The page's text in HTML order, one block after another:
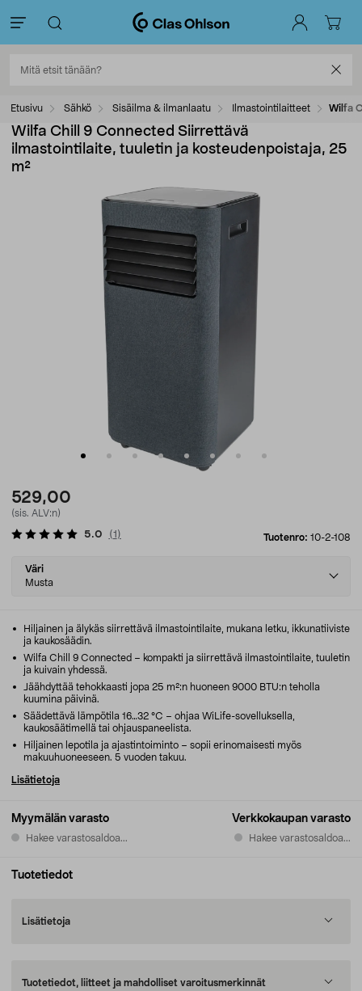
Etusivu Sähkö Sisäilma & ilmanlaatu Ilmastointilaitteet Wilfa
Wilfa Chill 9 Connected Siirrettävä
ilmastointilaite, tuuletin ja kosteudenpoistaja, 25
m²
529,00
(sis. ALV:n)
Tuotenro: 10-2-108
5.0 (1 )
Select
variant
Väri
Musta
Myymälän varasto
Hakee varastosaldoa...
Verkkokaupan varasto
Hakee varastosaldoa...
Hiljainen ja älykäs siirrettävä ilmastointilaite, mukana letku, ikkunatiiviste
ja kaukosäädin.
Wilfa Chill 9 Connected – kompakti ja siirrettävä ilmastointilaite, tuuletin
ja kuivain yhdessä.
Jäähdyttää tehokkaasti jopa 25 m²:n huoneen 9000 BTU:n teholla
kuumina päivinä.
Säädettävä lämpötila 16…32 °C – ohjaa WiLife-sovelluksella,
kaukosäätimellä tai ohjauspaneelista.
Hiljainen lepotila ja ajastintoiminto – sopii erinomaisesti myös
makuuhuoneeseen. 5 vuoden takuu.
Lisätietoja
Tuotetiedot
Lisätietoja
Tuotetiedot, liitteet ja mahdolliset varoitusmerkinnät